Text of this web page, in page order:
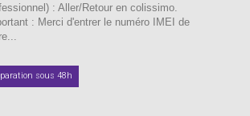
: Aller/Retour en colissimo.
: Merci d'entrer le numéro IMEI de
sous 48h